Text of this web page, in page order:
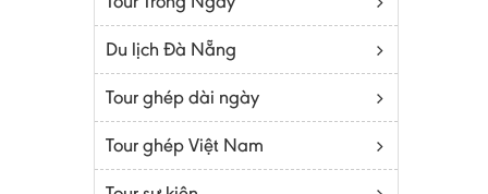
Cà mau
Cao Bằng
Daknông
Đồng Nai
Đồng Tháp
Du lịch Đà Nẵng
Tour ghép dài ngày
Tour ghép Việt Nam